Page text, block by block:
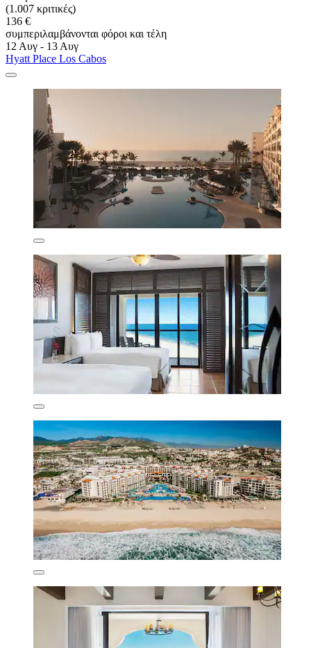
(1.007 κριτικές)
136 €
συμπεριλαμβάνονται φόροι και τέλη
12 Αυγ - 13 Αυγ
Hyatt Place Los Cabos